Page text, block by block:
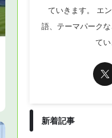
ていきます。 エ
語、テーマパーク
てい
新着記事